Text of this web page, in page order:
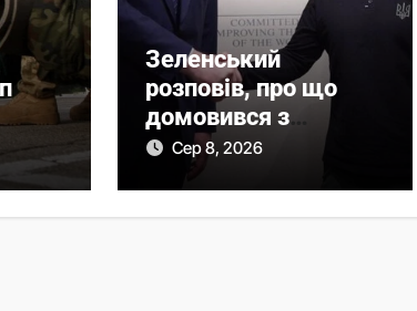
Зеленський
розповів, про що
домовився з
Вучичем
Сер 8, 2026